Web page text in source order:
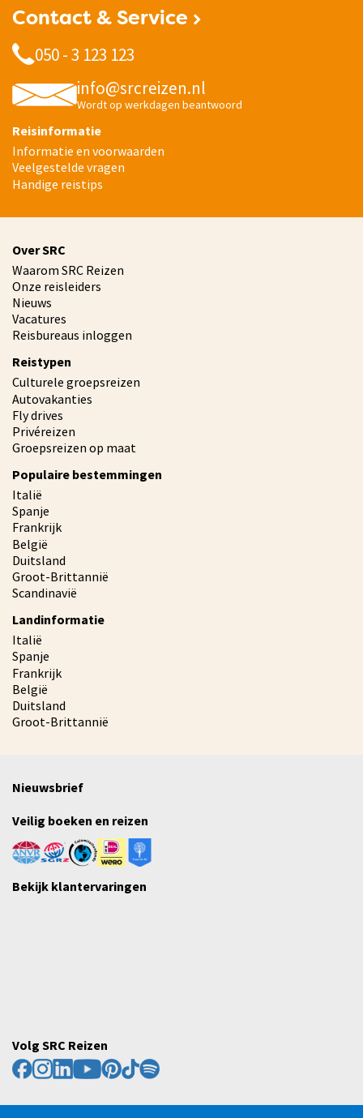
Contact & Service
050 - 3 123 123
info@srcreizen.nl
Wordt op werkdagen beantwoord
Reisinformatie
Informatie en voorwaarden
Veelgestelde vragen
Handige reistips
Over SRC
Waarom SRC Reizen
Onze reisleiders
Nieuws
Vacatures
Reisbureaus inloggen
Reistypen
Culturele groepsreizen
Autovakanties
Fly drives
Privéreizen
Groepsreizen op maat
Populaire bestemmingen
Italië
Spanje
Frankrijk
België
Duitsland
Groot-Brittannië
Scandinavië
Landinformatie
Italië
Spanje
Frankrijk
België
Duitsland
Groot-Brittannië
Nieuwsbrief
Veilig boeken en reizen
Bekijk klantervaringen
Volg SRC Reizen